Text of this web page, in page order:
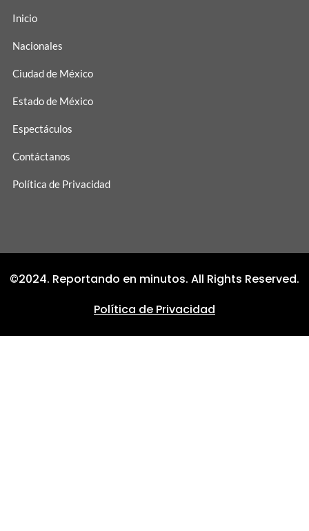
Inicio
Nacionales
Ciudad de México
Estado de México
Espectáculos
Contáctanos
Política de Privacidad
©2024. Reportando en minutos. All Rights Reserved.
Política de Privacidad